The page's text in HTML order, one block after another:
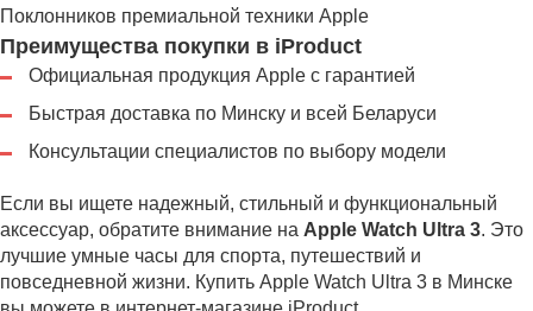
Поклонников премиальной техники Apple
Преимущества покупки в iProduct
Официальная продукция Apple с гарантией
Быстрая доставка по Минску и всей Беларуси
Консультации специалистов по выбору модели
Если вы ищете надежный, стильный и функциональный
аксессуар, обратите внимание на Apple Watch Ultra 3. Это
лучшие умные часы для спорта, путешествий и
повседневной жизни. Купить Apple Watch Ultra 3 в Минске